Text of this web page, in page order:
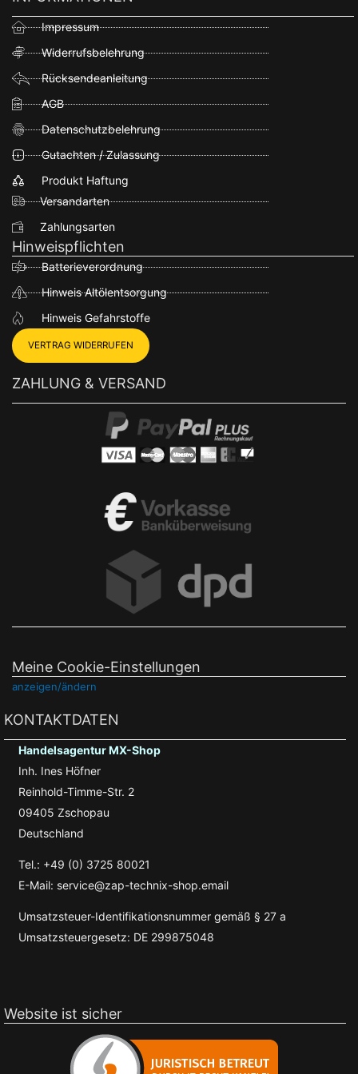
Impressum
Widerrufsbelehrung
Rücksendeanleitung
AGB
Datenschutzbelehrung
Gutachten / Zulassung
Produkt Haftung
Versandarten
Zahlungsarten
Hinweispflichten
Batterieverordnung
Hinweis Altölentsorgung
Hinweis Gefahrstoffe
VERTRAG WIDERRUFEN
ZAHLUNG & VERSAND
Meine Cookie-Einstellungen
anzeigen/ändern
KONTAKTDATEN
Handelsagentur MX-Shop
Inh. Ines Höfner
Reinhold-Timme-Str. 2
09405 Zschopau
Deutschland
Tel.: +49 (0) 3725 80021
E-Mail: service@zap-technix-shop.email
Umsatzsteuer-Identifikationsnummer gemäß § 27 a
Umsatzsteuergesetz: DE 299875048
Website ist sicher